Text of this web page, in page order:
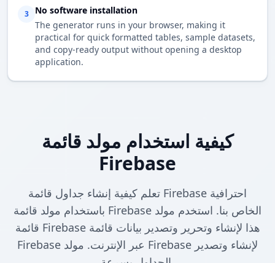
3
No software installation
The generator runs in your browser, making it
practical for quick formatted tables, sample datasets,
and copy-ready output without opening a desktop
application.
كيفية استخدام مولد قائمة
Firebase
تعلم كيفية إنشاء جداول قائمة Firebase احترافية
باستخدام مولد قائمة Firebase الخاص بنا. استخدم مولد
قائمة Firebase هذا لإنشاء وتحرير وتصدير بيانات قائمة
Firebase عبر الإنترنت. مولد Firebase لإنشاء وتصدير